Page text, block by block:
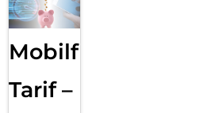
men­fassen, deine Texte Korrektur
liche Versio­nen um­schreiben, bis
einfach das, was dich in deinen
einem Finger­tipp löschen kannst.
nahme, ohne das eigent­liche Motiv
Mobilfunk
Tarif –